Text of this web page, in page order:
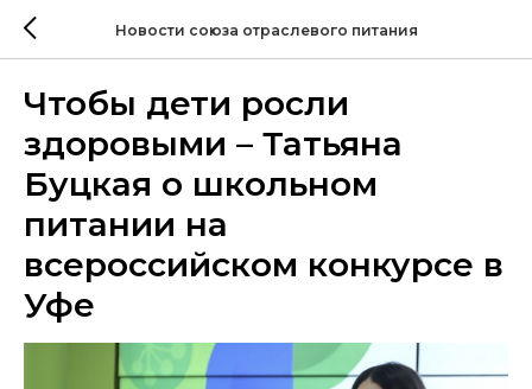
Новости союза отраслевого питания
Чтобы дети росли
здоровыми – Татьяна
Буцкая о школьном
питании на
всероссийском конкурсе в
Уфе